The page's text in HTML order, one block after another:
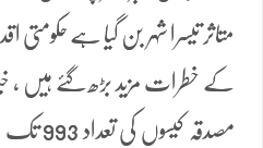
متاثر تیسرا شہر بن گیا ہے
مصدقہ